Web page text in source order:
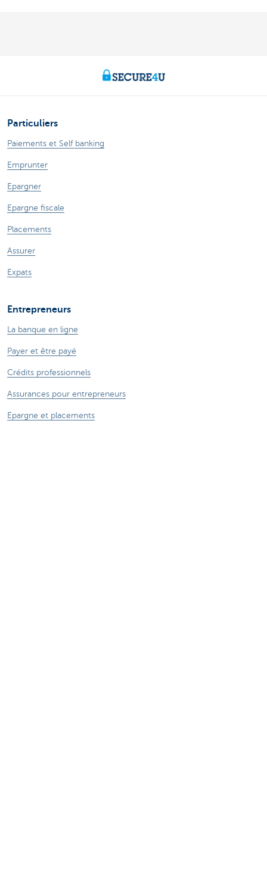
Particuliers
Paiements et Self banking
Emprunter
Epargner
Epargne fiscale
Placements
Assurer
Expats
Entrepreneurs
La banque en ligne
Payer et être payé
Crédits professionnels
Assurances pour entrepreneurs
Epargne et placements